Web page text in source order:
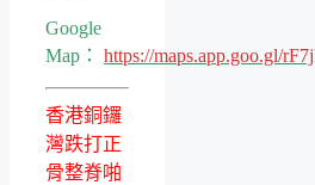
Google
Map： https://maps.app.goo.gl/
香港銅鑼
灣跌打正
骨整脊啪